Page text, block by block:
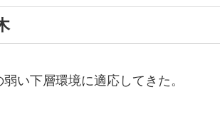
い下層環境に適応してきた。